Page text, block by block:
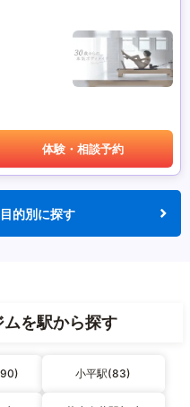
体験・相談予約
的別に探す
を駅から探す
小平駅(83)